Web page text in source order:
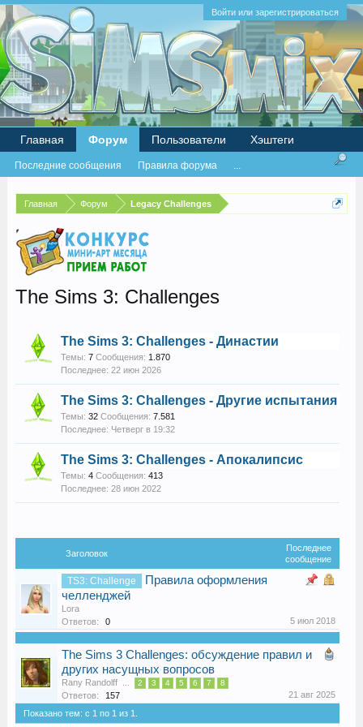
Войти или зарегистрироваться
Главная Форум Legacy Challenges
The Sims 3: Challenges
The Sims 3: Challenges - Династии
Темы: 7 Сообщения: 1.870
22 июн 2026
The Sims 3: Challenges - Другие испытания
Темы: 32 Сообщения: 7.581
Четверг в 19:32
The Sims 3: Challenges - Апокалипсис
Темы: 4 Сообщения: 413
28 июн 2022
Заголовок
Последнее
сообщение
TS3: Challenge
Правила оформления
челленджей
Lora
Ответов:
0 5 июл 2018
The Sims 3 Challenges: обсуждение правил и
других насущных вопросов
Rany Randolff 2 3 4 5 6 7 8
Ответов: 157
21 авг 2025
Показано тем: с 1 по 1 из 1.
Главная Форум
Последние сообщения Правила форума ...
Пользователи Хэштеги